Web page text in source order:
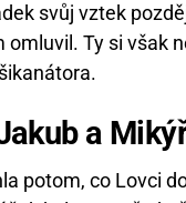
svůj vztek
Ty si však
a
potom, co Lovci